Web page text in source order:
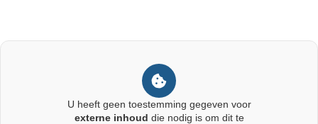
zorggids
U heeft geen toestemming gegeven voor
externe inhoud die nodig is om dit te